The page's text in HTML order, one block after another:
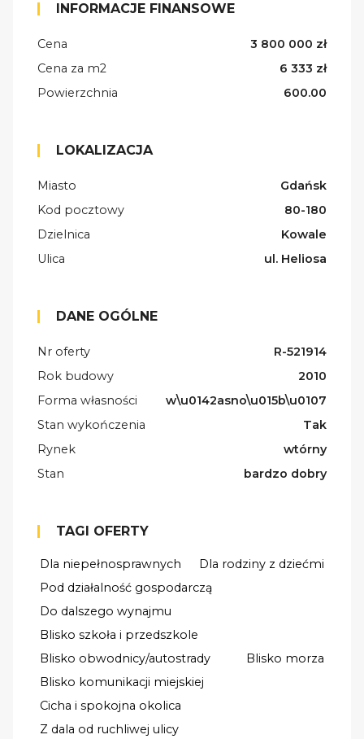
INFORMACJE FINANSOWE
Cena
3 800 000 zł
Cena za m2
6 333 zł
Powierzchnia
600.00
LOKALIZACJA
Miasto
Gdańsk
Kod pocztowy
80-180
Dzielnica
Kowale
Ulica
ul. Heliosa
DANE OGÓLNE
Nr oferty
R-521914
Rok budowy
2010
Forma własności
w\u0142asno\u015b\u0107
Stan wykończenia
Tak
Rynek
wtórny
Stan
bardzo dobry
TAGI OFERTY
Dla niepełnosprawnych
Dla rodziny z dziećmi
Pod działalność gospodarczą
Do dalszego wynajmu
Blisko szkoła i przedszkole
Blisko obwodnicy/autostrady
Blisko morza
Blisko komunikacji miejskiej
Cicha i spokojna okolica
Z dala od ruchliwej ulicy